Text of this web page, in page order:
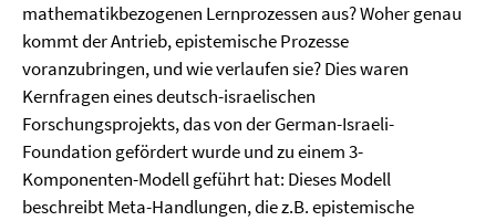
mathematikbezogenen Lernprozessen aus? Woher genau
kommt der Antrieb, epistemische Prozesse
voranzubringen, und wie verlaufen sie? Dies waren
Kernfragen eines deutsch-israelischen
Forschungsprojekts, das von der German-Israeli-
Foundation gefördert wurde und zu einem 3-
Komponenten-Modell geführt hat: Dieses Modell
beschreibt Meta-Handlungen, die z.B. epistemische